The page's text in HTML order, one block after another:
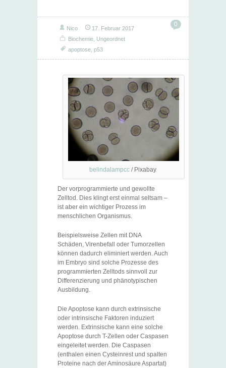
0
Nico
17. Februar 2017
Biochemie Ungeordnet
apoptose p53
belindalampcc/ Pixabay
Der vorprogrammierte und gewollte
Zelltod. Dies klingt erst einmal seltsam –
ist aber ein wichtiger Prozess im
menschlichen Organismus.
Beispielsweise Zellen mit DNA
Schäden, Virenbefall oder Tumorzellen
können dadurch eliminiert werden. Auch
im Embryo sind solche Prozesse des
programmierten Zelltods sinnvoll zur
Differenzierung und phänotypischen
Ausbildung.
Die Apoptose kann durch extrinsische
oder intrinsische Faktoren induziert
werden. Extrinsische kann eine solche
Apoptose durch T-Zellen oder Caspasen
eingeleitet werden. Die Caspasen
(enthalen einen Cysteinrest und spalten
Proteine nach der Aminosäure Aspartat)